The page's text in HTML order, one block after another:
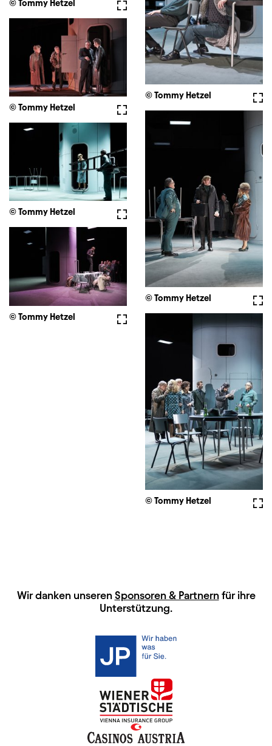
© Tommy Hetzel
Vollbild
© Tommy Hetzel
Vollbild
© Tommy Hetzel
© Tommy Hetzel
Vollbild
© Tommy Hetzel
Vollbild
© Tommy Hetzel
© Tommy Hetzel
HAUPTSPONSOREN
Wir danken unseren Sponsoren & Partnernfür ihre
Unterstützung.